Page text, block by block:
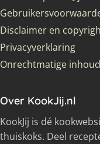
Disclaimer en
Privacyverklaring
Onrechtmatige
Over KookJij.nl
KookJij is dé
thuiskoks. Deel